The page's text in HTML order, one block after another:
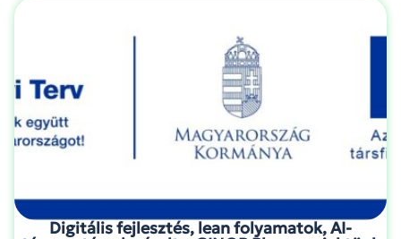
Digitális fejlesztés, lean folyamatok, AI-